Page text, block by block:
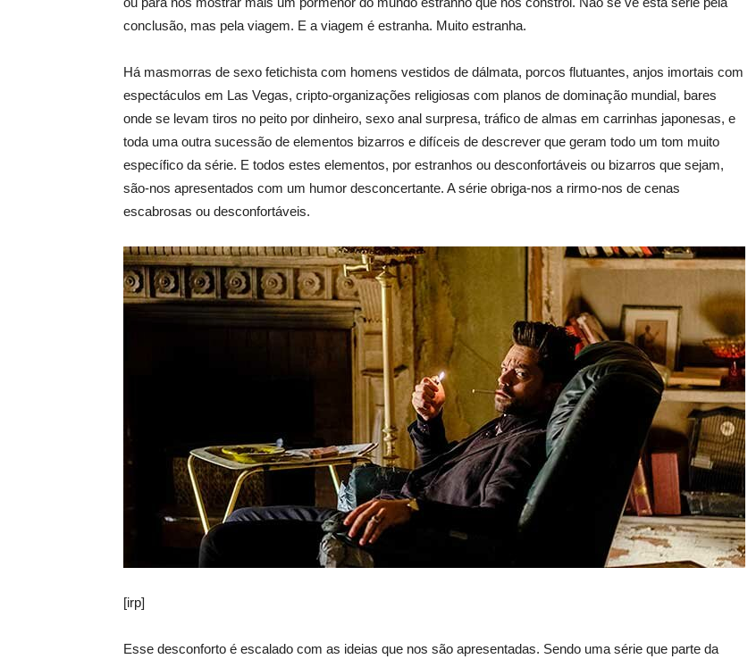
conclusão, mas pela viagem. E a viagem é estranha. Muito estranha.
Há masmorras de sexo fetichista com homens vestidos de dálmata, porcos flutuantes, anjos imortais com
espectáculos em Las Vegas, cripto-organizações religiosas com planos de dominação mundial, bares
onde se levam tiros no peito por dinheiro, sexo anal surpresa, tráfico de almas em carrinhas japonesas, e
toda uma outra sucessão de elementos bizarros e difíceis de descrever que geram todo um tom muito
específico da série. E todos estes elementos, por estranhos ou desconfortáveis ou bizarros que sejam,
são-nos apresentados com um humor desconcertante. A série obriga-nos a rirmo-nos de cenas
escabrosas ou desconfortáveis.
[irp]
Esse desconforto é escalado com as ideias que nos são apresentadas. Sendo uma série que parte da